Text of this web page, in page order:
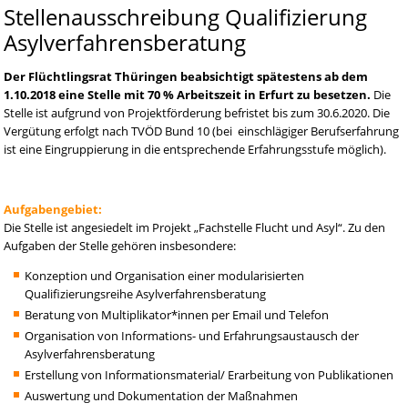
Stellenausschreibung Qualifizierung
Asylverfahrensberatung
Der Flüchtlingsrat Thüringen beabsichtigt spätestens ab dem
1.10.2018 eine Stelle mit 70 % Arbeitszeit in Erfurt zu besetzen. Die
Stelle ist aufgrund von Projektförderung befristet bis zum 30.6.2020. Die
Vergütung erfolgt nach TVÖD Bund 10 (bei einschlägiger Berufserfahrung
ist eine Eingruppierung in die entsprechende Erfahrungsstufe möglich).
Aufgabengebiet:
Die Stelle ist angesiedelt im Projekt „Fachstelle Flucht und Asyl“. Zu den
Aufgaben der Stelle gehören insbesondere:
Konzeption und Organisation einer modularisierten
Qualifizierungsreihe Asylverfahrensberatung
Beratung von Multiplikator*innen per Email und Telefon
Organisation von Informations- und Erfahrungsaustausch der
Asylverfahrensberatung
Erstellung von Informationsmaterial/ Erarbeitung von Publikationen
Auswertung und Dokumentation der Maßnahmen